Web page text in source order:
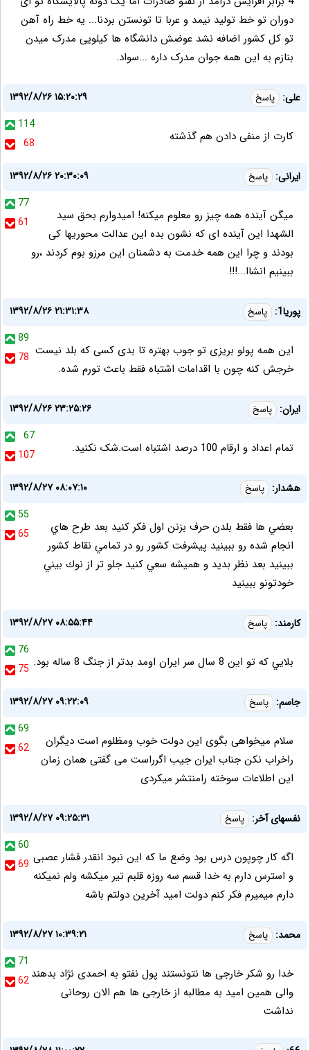
دوران تو خط تولید نیمد و عربا تا تونستن بردنا... یه خط راه آهن
تو کل کشور اضافه نشد عوضش دانشگاه ها کیلویی مدرک میدن
بنازم به این همه جوان مدرک داره ...سواد.
علی: پاسخ
۱۳۹۲/۸/۲۶ ۱۵:۲۰:۲۹
114
68
کارت از منفی دادن هم گذشته
ایرانی: پاسخ
۱۳۹۲/۸/۲۶ ۲۰:۳۰:۰۹
77
61
میگن آینده همه چیز رو معلوم میکنه! امیدوارم بحق سید
الشهدا این آینده ای که نشون بده این عدالت محوریها کی
بودند و چرا این همه خدمت به دشمنان این مرزو بوم کردند ،رو
ببینیم انشاا...!!!
پوریا1: پاسخ
۱۳۹۲/۸/۲۶ ۲۱:۳۱:۳۸
89
78 این همه پولو بریزی تو جوب بهتره تا بدی کسی که بلد نیست
خرجش کنه چون با اقدامات اشتباه فقط باعث تورم شده.
ایران: پاسخ
۱۳۹۲/۸/۲۶ ۲۳:۲۵:۲۶
67
107
تمام اعداد و ارقام 100 درصد اشتباه است.شک نکنید.
هشدار: پاسخ
۱۳۹۲/۸/۲۷ ۰۸:۰۷:۱۰
55
65
بعضي ها فقط بلدن حرف بزنن اول فكر كنيد بعد طرح هاي
انجام شده رو ببينيد پيشرفت كشور رو در تمامي نقاط كشور
ببينيد بعد نظر بديد و هميشه سعي كنيد جلو تر از نوك بيني
خودتونو ببينيد
كارمند: پاسخ
۱۳۹۲/۸/۲۷ ۰۸:۵۵:۴۴
76
75
بلايي كه تو اين 8 سال سر ايران اومد بدتر از جنگ 8 ساله بود.
جاسم: پاسخ
۱۳۹۲/۸/۲۷ ۰۹:۲۲:۰۹
69
62
سلام میخواهی بگوی این دولت خوب ومظلوم است دیگران
راخراب نکن جناب ایران جیب اگرراست می گفتی همان زمان
این اطلاعات سوخته رامنتشر میکردی
نفسهای آخر: پاسخ
۱۳۹۲/۸/۲۷ ۰۹:۲۵:۳۱
60
69 اگه کار چوپون درس بود وضع ما که این نبود انقدر فشار عصبی
و استرس دارم به خدا قسم سه روزه قلبم تیر میکشه ولم نمیکنه
دارم میمیرم فکر کنم دولت امید آخرین دولتم باشه
محمد: پاسخ
۱۳۹۲/۸/۲۷ ۱۰:۳۹:۲۱
71
62خدا رو شکر خارجی ها نتونستند پول نفتو به احمدی نژاد بدهند
والی همین امید به مطالبه از خارجی ها هم الان روحانی
نداشت